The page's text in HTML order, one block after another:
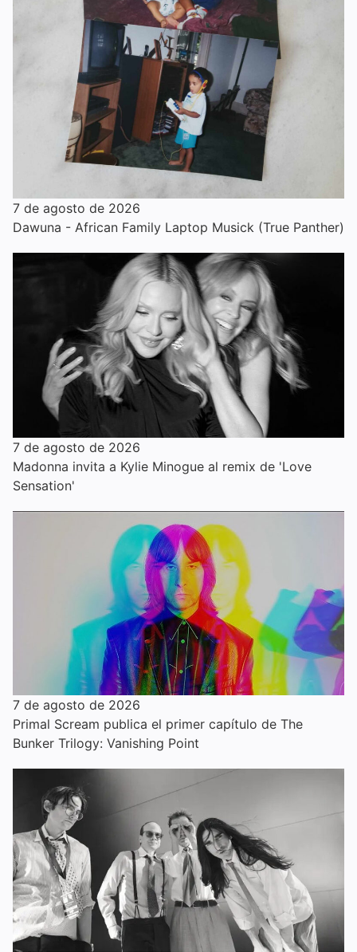
7 de agosto de 2026
Dawuna - African Family Laptop Musick (True Panther)
7 de agosto de 2026
Madonna invita a Kylie Minogue al remix de 'Love
Sensation'
7 de agosto de 2026
Primal Scream publica el primer capítulo de The
Bunker Trilogy: Vanishing Point